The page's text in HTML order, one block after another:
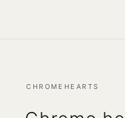
CHROMEHEARTS